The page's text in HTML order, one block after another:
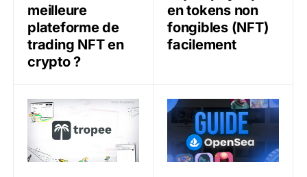
meilleure
plateforme de
trading NFT en
crypto ?
en tokens non
fongibles (NFT)
facilement
Tropee – La plateforme qui vous permet de donner
Tutoriel OpenSea